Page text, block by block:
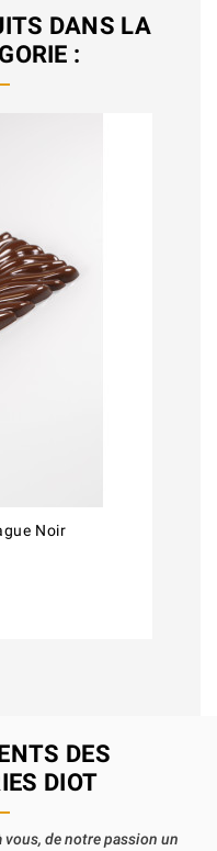
DANS LA
:
Noir
DES
DIOT
vous, de notre passion un